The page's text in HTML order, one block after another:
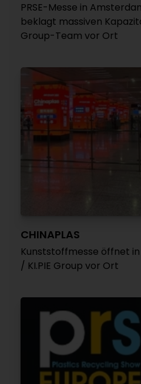
PRSE-Messe in
beklagt massiven
Group-Team vor Ort
CHINAPLAS
Kunststoffmesse öffnet
/ KI.PIE Group vor Ort